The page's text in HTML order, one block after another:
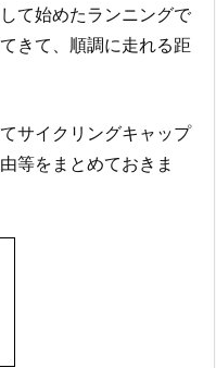
て始めたランニングで
きて、順調に走れる距
サイクリングキャップ
等をまとめておきま